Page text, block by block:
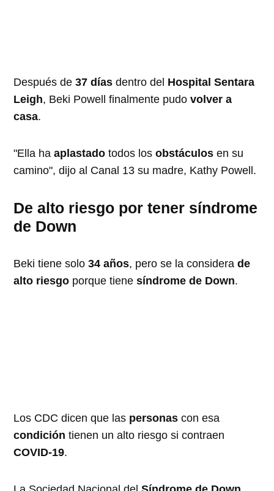
Después de37 días dentro del Hospital Sentara
Leigh, Beki Powell finalmente pudovolver a
casa.
"Ella haaplastado todos losobstáculos en su
camino", dijo al Canal 13 su madre, Kathy Powell.
De alto riesgo por tener síndrome
de Down
Beki tiene solo34 años, pero se la considerade
alto riesgo porque tienesíndrome de Down.
Los CDC dicen que las personas con esa
condición tienen un alto riesgo si contraen
COVID-19.